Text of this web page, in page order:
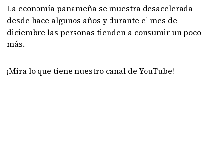
La economía panameña se muestra desacelerada
desde hace algunos años y durante el mes de
diciembre las personas tienden a consumir un poco
más.
¡Mira lo que tiene nuestro canal de YouTube!